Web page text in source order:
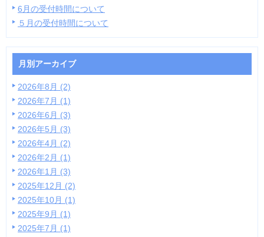
6月の受付時間について
５月の受付時間について
月別アーカイブ
2026年8月 (2)
2026年7月 (1)
2026年6月 (3)
2026年5月 (3)
2026年4月 (2)
2026年2月 (1)
2026年1月 (3)
2025年12月 (2)
2025年10月 (1)
2025年9月 (1)
2025年7月 (1)